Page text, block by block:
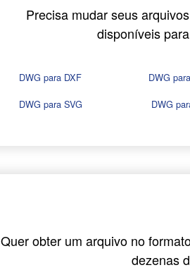
Precisa mudar seus
disponíveis
DWG para DXF DWG
DWG para SVG DWG
Quer obter um arquivo no
dezenas